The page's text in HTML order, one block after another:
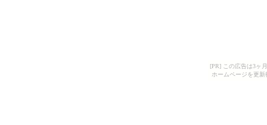
[PR] この広告は3ヶ
ホームページを更